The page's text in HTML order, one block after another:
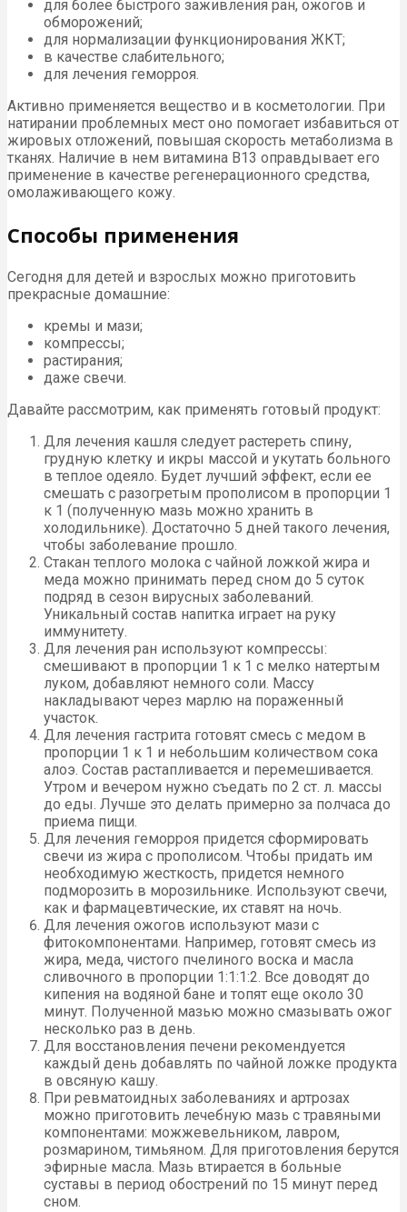
для более быстрого заживления ран, ожогов и
обморожений;
для нормализации функционирования ЖКТ;
в качестве слабительного;
для лечения геморроя.
Активно применяется вещество и в косметологии. При
натирании проблемных мест оно помогает избавиться от
жировых отложений, повышая скорость метаболизма в
тканях. Наличие в нем витамина В13 оправдывает его
применение в качестве регенерационного средства,
омолаживающего кожу.
Способы применения
Сегодня для детей и взрослых можно приготовить
прекрасные домашние:
кремы и мази;
компрессы;
растирания;
даже свечи.
Давайте рассмотрим, как применять готовый продукт:
Для лечения кашля следует растереть спину,
грудную клетку и икры массой и укутать больного
в теплое одеяло. Будет лучший эффект, если ее
смешать с разогретым прополисом в пропорции 1
к 1 (полученную мазь можно хранить в
холодильнике). Достаточно 5 дней такого лечения,
чтобы заболевание прошло.
Стакан теплого молока с чайной ложкой жира и
меда можно принимать перед сном до 5 суток
подряд в сезон вирусных заболеваний.
Уникальный состав напитка играет на руку
иммунитету.
Для лечения ран используют компрессы:
смешивают в пропорции 1 к 1 с мелко натертым
луком, добавляют немного соли. Массу
накладывают через марлю на пораженный
участок.
Для лечения гастрита готовят смесь с медом в
пропорции 1 к 1 и небольшим количеством сока
алоэ. Состав растапливается и перемешивается.
Утром и вечером нужно съедать по 2 ст. л. массы
до еды. Лучше это делать примерно за полчаса до
приема пищи.
Для лечения геморроя придется сформировать
свечи из жира с прополисом. Чтобы придать им
необходимую жесткость, придется немного
подморозить в морозильнике. Используют свечи,
как и фармацевтические, их ставят на ночь.
Для лечения ожогов используют мази с
фитокомпонентами. Например, готовят смесь из
жира, меда, чистого пчелиного воска и масла
сливочного в пропорции 1:1:1:2. Все доводят до
кипения на водяной бане и топят еще около 30
минут. Полученной мазью можно смазывать ожог
несколько раз в день.
Для восстановления печени рекомендуется
каждый день добавлять по чайной ложке продукта
в овсяную кашу.
При ревматоидных заболеваниях и артрозах
можно приготовить лечебную мазь с травяными
компонентами: можжевельником, лавром,
розмарином, тимьяном. Для приготовления берутся
эфирные масла. Мазь втирается в больные
суставы в период обострений по 15 минут перед
сном.